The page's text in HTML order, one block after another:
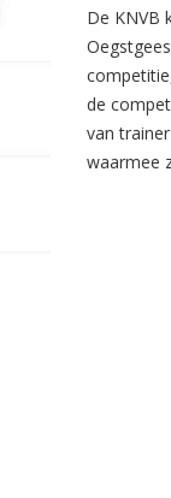
De KNVB
de
van
waarmee